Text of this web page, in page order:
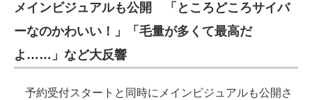
メインビジュアルも公開 「ところどころサイバ
ーなのかわいい！」「毛量が多くて最高だ
よ……」など大反響
予約受付スタートと同時にメインビジュアルも公開さ